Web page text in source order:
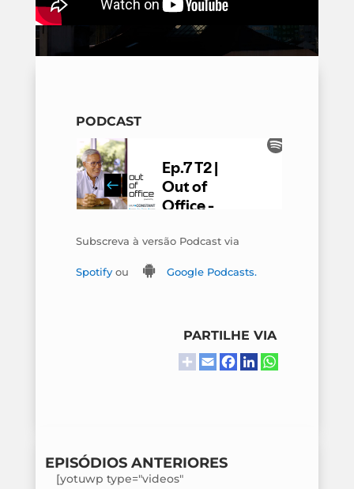
PODCAST
Subscreva à versão Podcast via
Spotifyou Google Podcasts.
PARTILHE VIA
EPISÓDIOS ANTERIORES
[yotuwp type="videos"